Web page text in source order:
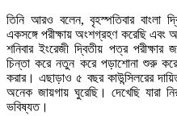
তিনি আরও বলেন, বৃহস্পতিবার বাংলা
একসঙ্গে পরীক্ষায় অংশগ্রহণ করেছি এবং
শনিবার ইংরেজী দ্বিতীয় পত্র
চিন্তা করে নতুন করে পড়াশোনা শুরু
করার। এছাড়াও ৫ বছর কাউন্সিলরের
অনেক জায়গায় ঘুরেছি। দেখেছি যারা
ভবিষ্যত।